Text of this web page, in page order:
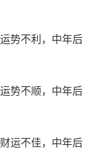
势不利，中年后
势不顺，中年后
运不佳，中年后